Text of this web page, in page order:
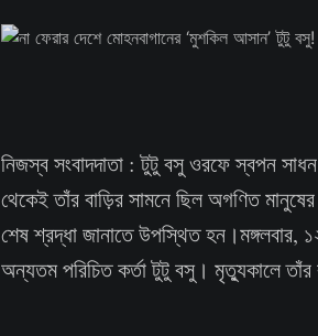
নিজস্ব সংবাদদাতা : টুটু বসু ওরফে স্বপন
থেকেই তাঁর বাড়ির সামনে ছিল অগণিত
শেষ শ্রদ্ধা জানাতে উপস্থিত হন।মঙ্গলবার,
অন্যতম পরিচিত কর্তা টুটু বসু। মৃত্যুকালে